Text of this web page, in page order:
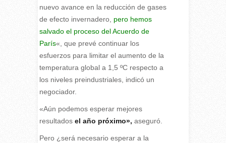
nuevo avance en la reducción de gases
de efecto invernadero, pero hemos
salvado el proceso del Acuerdo de
París«, que prevé continuar los
esfuerzos para limitar el aumento de la
temperatura global a 1,5 ºC respecto a
los niveles preindustriales, indicó un
negociador.
«Aún podemos esperar mejores
resultados el año próximo», aseguró.
Pero ¿será necesario esperar a la